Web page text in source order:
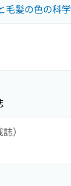
毛髪の色の科学
）